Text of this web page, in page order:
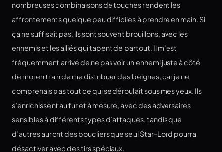
nombreuses combinaisons de touches rendent les
affrontements quelque peu difficiles à prendre en main. Si
ça ne suffisait pas, ils sont souvent brouillons, avec les
ennemis et les alliés qui tapent de partout. Il m’est
fréquemment arrivé de ne pas voir un ennemi juste à côté
de moi en train de me distribuer des beignes, car je ne
comprenais pas tout ce qui se déroulait sous mes yeux. Ils
s’enrichissent au fur et à mesure, avec des adversaires
sensibles à différents types d’attaques, tandis que
d’autres auront des boucliers que seul Star-Lord pourra
désactiver avec des tirs spéciaux.